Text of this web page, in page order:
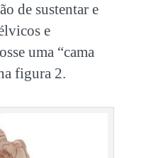
de sustentar e
e
uma “cama
figura 2.